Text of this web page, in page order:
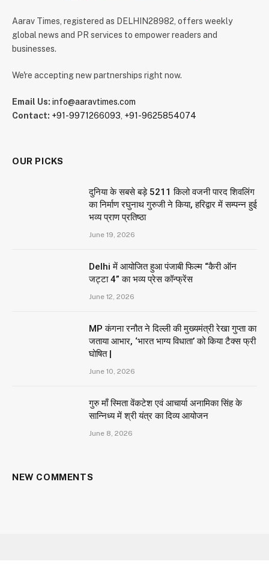
Aarav Times, registered as DELHIN28982, offers weekly
global news and PR services to empower readers and
businesses.
We're accepting new partnerships right now.
Email Us: info@aaravtimes.com
Contact: +91-9971266093 +91-9625854074
OUR PICKS
दुनिया के सबसे बड़े 5211 किलो वजनी पारद शिवलिंग
का निर्माण रघुनाथ गुरुजी ने किया, हरिद्वार में सम्पन्न हुई
भव्य प्राण प्रतिष्ठा
June 19, 2026
Delhi में आयोजित हुआ पंजाबी फिल्म “कैरी ऑन
जट्टा 4” का भव्य प्रेस कॉन्फ्रेंस
June 12, 2026
MP कंगना रनौत ने दिल्ली की मुख्यमंत्री रेखा गुप्ता का
जताया आभार, ‘भारत भाग्य विधाता’ को किया टैक्स फ्री
घोषित |
June 10, 2026
गुरु माँ स्मिता वेंकटेश एवं आचार्या अनामिका सिंह के
सान्निध्य में श्री यंत्र का दिव्य आयोजन
June 8, 2026
NEW COMMENTS